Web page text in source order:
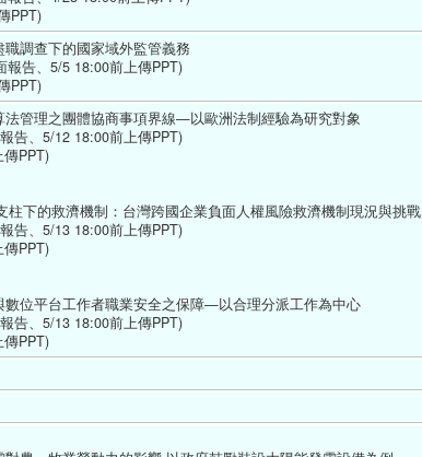
PPT)
職調查下的國家域外監管義務
告、5/5 18:00前上傳PPT)
PPT)
法管理之團體協商事項界線—以歐洲法制經驗為研究對象
告、5/12 18:00前上傳PPT)
PPT)
柱下的救濟機制：台灣跨國企業負面人權風險救濟機制現況與挑戰
告、5/13 18:00前上傳PPT)
PPT)
數位平台工作者職業安全之保障—以合理分派工作為中心
告、5/13 18:00前上傳PPT)
PPT)